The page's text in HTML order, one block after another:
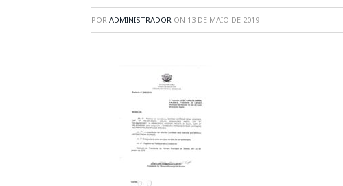
POR ADMINISTRADOR ON 13 DE MAIO DE 2019